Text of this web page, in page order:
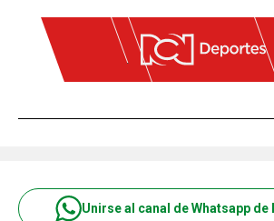
Unirse al canal de Whatsapp de